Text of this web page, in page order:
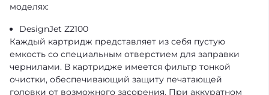
моделях:
DesignJet Z2100
Каждый картридж представляет из себя пустую
емкость со специальным отверстием для заправки
чернилами. В картридже имеется фильтр тонкой
очистки, обеспечивающий защиту печатающей
головки от возможного засорения. При аккуратном